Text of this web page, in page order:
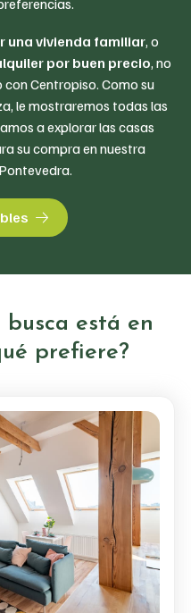
una vivienda familiar, o
por buen precio, no
Centropiso. Como su
le mostraremos todas las
a explorar las casas
su compra en nuestra
está en
prefiere?